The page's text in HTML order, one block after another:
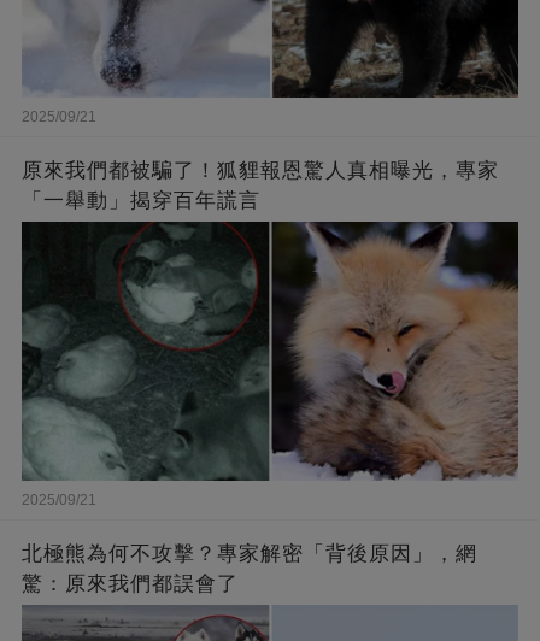
2025/09/21
原來我們都被騙了！狐貍報恩驚人真相曝光，專家
「一舉動」揭穿百年謊言
2025/09/21
北極熊為何不攻擊？專家解密「背後原因」，網
驚：原來我們都誤會了